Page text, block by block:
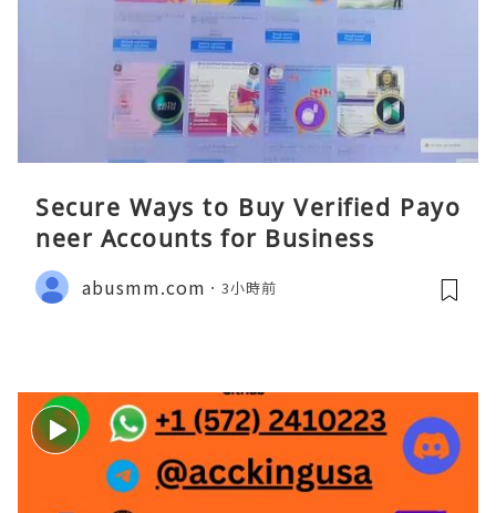
Secure Ways to Buy Verified Payo
neer Accounts for Business
abusmm.com 3小時前